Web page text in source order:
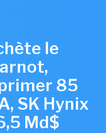
le
85
SK Hynix
Md$